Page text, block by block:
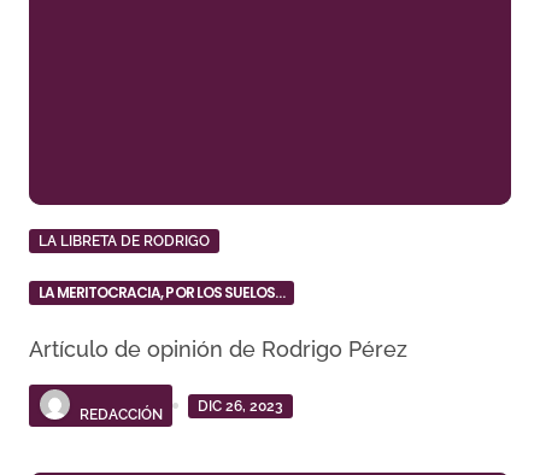
LA LIBRETA DE RODRIGO
LA MERITOCRACIA, POR LOS SUELOS…
Artículo de opinión de Rodrigo Pérez
REDACCIÓN
DIC 26, 2023